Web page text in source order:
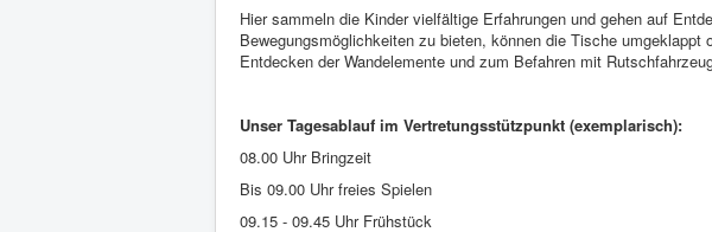
Hier sammeln die Kinder vielfältige Erfahrungen und gehen auf
Bewegungsmöglichkeiten zu bieten, können die Tische umgeklappt
Entdecken der Wandelemente und zum Befahren mit
Unser Tagesablauf im Vertretungsstützpunkt (exemplarisch):
08.00 Uhr Bringzeit
Bis 09.00 Uhr freies Spielen
09.15 - 09.45 Uhr Frühstück